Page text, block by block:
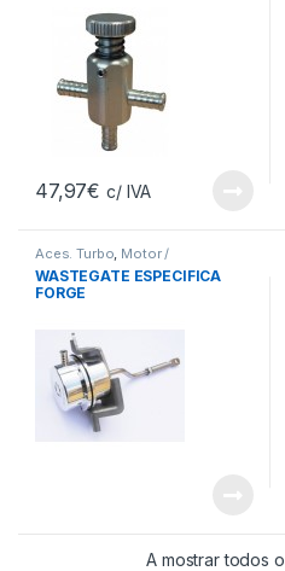
47,97€ c/ IVA
Aces. Turbo, Motor /
Transmissão
WASTEGATE ESPECIFICA
FORGE
A mostrar todos